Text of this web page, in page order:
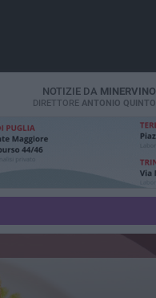
NOTIZIE DA MINERVINO
DIRETTORE ANTONIO QUINTO